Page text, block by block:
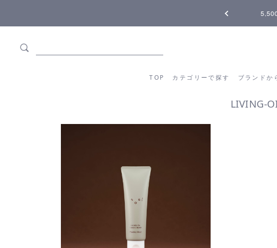
TOP カテゴリーで探す ブランドか
カテゴリーから探す ブラン
LIVING-